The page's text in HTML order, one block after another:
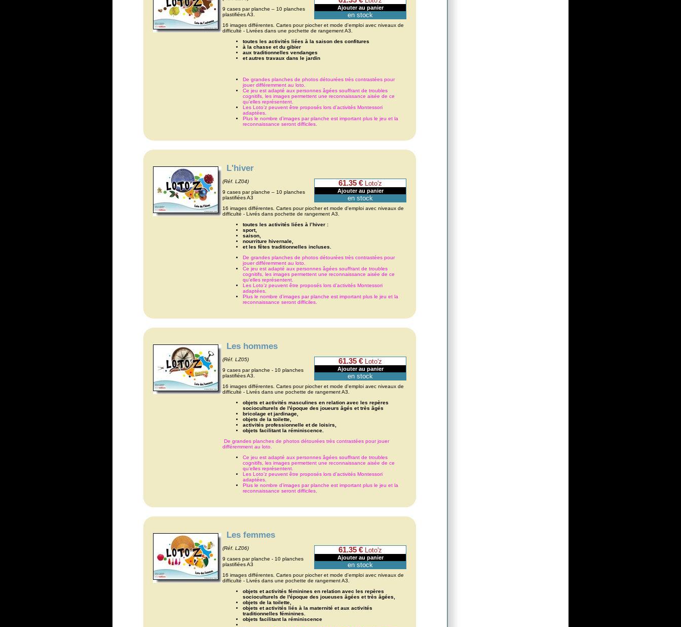
en stock
9 cases par planche – 10 planches
plastifiées A3.
16 images différentes. Cartes pour piocher et mode d'emploi avec niveaux de
difficulté - Livrées dans une pochette de rangement A3.
toutes les activités liées à la saison des confitures
à la chasse et du gibier
aux traditionnelles vendanges
et autres travaux dans le jardin
De grandes planches de photos détourées très contrastées pour
jouer différemment au loto.
Ce jeu est adapté aux personnes âgées souffrant de troubles
cognitifs, les images permettent une reconnaissance aisée de ce
qu’elles représentent.
Les Loto’z peuvent être proposés lors d’activités Montessori
adaptées.
Plus le nombre d’images par planche est important plus le jeu et la
reconnaissance seront difficiles.
L'hiver
61.35 € Loto'z
en stock
(Réf. LZ04)
9 cases par planche – 10 planches
plastifiées A3
16 images différentes. Cartes pour piocher et mode d'emploi avec niveaux de
difficulté - Livrés dans pochette de rangement A3.
toutes les activités liées à l’hiver :
sport,
saison,
nourriture hivernale,
et les fêtes traditionnelles incluses.
De grandes planches de photos détourées très contrastées pour
jouer différemment au loto.
Ce jeu est adapté aux personnes âgées souffrant de troubles
cognitifs, les images permettent une reconnaissance aisée de ce
qu’elles représentent.
Les Loto’z peuvent être proposés lors d’activités Montessori
adaptées.
Plus le nombre d’images par planche est important plus le jeu et la
reconnaissance seront difficiles.
Les hommes
61.35 € Loto'z
en stock
(Réf. LZ05)
9 cases par planche - 10 planches
plastifiées A3.
16 images différentes. Cartes pour piocher et mode d'emploi avec niveaux de
difficulté - Livrés dans une pochette de rangement A3.
objets et activités masculines en relation avec les repères
socioculturels de l'époque des joueurs âgés et très âgés
bricolage et jardinage,
objets de la toilette,
activités professionnelle et de loisirs,
objets facilitant la réminiscence.
De grandes planches de photos détourées très contrastées pour jouer
différemment au loto.
Ce jeu est adapté aux personnes âgées souffrant de troubles
cognitifs, les images permettent une reconnaissance aisée de ce
qu’elles représentent.
Les Loto’z peuvent être proposés lors d’activités Montessori
adaptées.
Plus le nombre d’images par planche est important plus le jeu et la
reconnaissance seront difficiles.
Les femmes
61.35 € Loto'z
en stock
(Réf. LZ06)
9 cases par planche - 10 planches
plastifiées A3
16 images différentes. Cartes pour piocher et mode d'emploi avec niveaux de
difficulté - Livrés dans une pochette de rangement A3.
objets et activités féminines en relation avec les repères
socioculturels de l'époque des joueuses âgées et très âgées,
objets de la toilette,
objets et activités liés à la maternité et aux activités
traditionnelles féminines.
objets facilitant la réminiscence